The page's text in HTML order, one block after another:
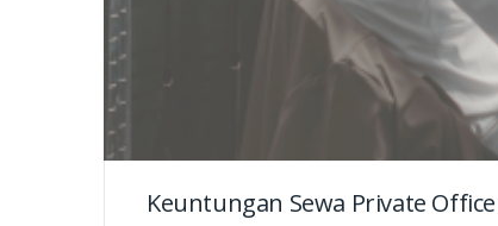
Keuntungan Sewa Private